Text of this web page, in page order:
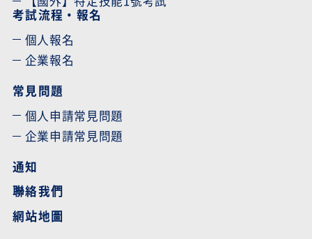
考試流程・報名
個人報名
企業報名
常見問題
個人申請常見問題
企業申請常見問題
通知
聯絡我們
網站地圖